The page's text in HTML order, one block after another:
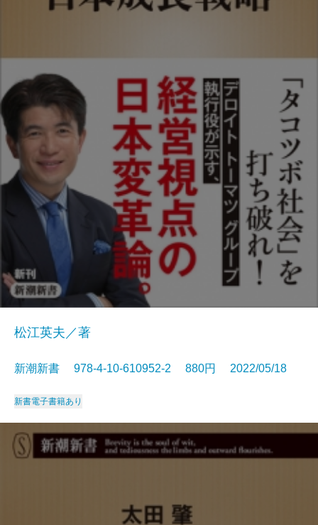
松江英夫／著
新潮新書 978-4-10-610952-2 880円 2022/05/18
新書電子書籍あり